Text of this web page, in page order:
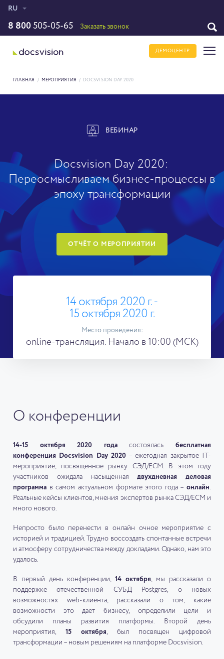
RU
8 800 505-05-65 Заказать звонок
ДЕМОЦЕНТР
ГЛАВНАЯ / МЕРОПРИЯТИЯ / DOCSVISION DAY 2020
ВЕБИНАР
Docsvision Day 2020:
Переосмысливаем бизнес-процессы в
эпоху трансформации
ОТЧЁТ О МЕРОПРИЯТИИ
14 октября 2020 г. -
15 октября 2020 г.
Место проведения:
online-трансляция. Начало в 10:00 (МСК)
О конференции
14-15 октября 2020 годасостояласьбесплатная
конференция Docsvision Day 2020– ежегодная закрытое IT-
мероприятие, посвященное рынку СЭД/ЕСМ. В этом году
участников ожидала насыщеннаядвухдневная деловая
программа в самом актуальном формате этого года – онлайн.
Реальные кейсы клиентов, мнения экспертов рынка СЭД/ЕСМ и
много нового.
Непросто было перенести в онлайн очное мероприятие с
историей и традицией. Трудно воссоздать спонтанные встречи
и атмосферу сотрудничества между докладами. Однако, нам это
удалось.
В первый день конференции, 14 октября, мы рассказали о
поддержке отечественной СУБД Postgres, о новых
возможностях web-клиента, рассказали о том, какие
возможности это дает бизнесу, определили цели и
обсудили планы развития платформы. Второй день
мероприятия, 15 октября, был посвящен цифровой
трансформации – новым решениям на платформе Docsvision.